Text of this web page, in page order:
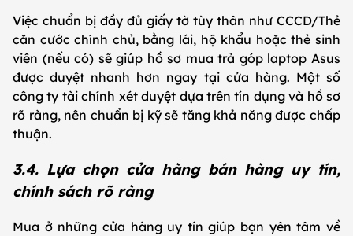
Việc chuẩn bị đầy đủ giấy tờ tùy thân như CCCD/Thẻ
căn cước chính chủ, bằng lái, hộ khẩu hoặc thẻ sinh
viên (nếu có) sẽ giúp hồ sơ mua trả góp laptop Asus
được duyệt nhanh hơn ngay tại cửa hàng. Một số
công ty tài chính xét duyệt dựa trên tín dụng và hồ sơ
rõ ràng, nên chuẩn bị kỹ sẽ tăng khả năng được chấp
thuận.
3.4. Lựa chọn cửa hàng bán hàng uy tín,
chính sách rõ ràng
Mua ở những cửa hàng uy tín giúp bạn yên tâm về